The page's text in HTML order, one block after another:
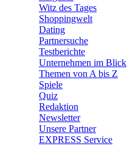
Witz des Tages
Shoppingwelt
Dating
Partnersuche
Testberichte
Unternehmen im Blick
Themen von A bis Z
Spiele
Quiz
Redaktion
Newsletter
Unsere Partner
EXPRESS Service